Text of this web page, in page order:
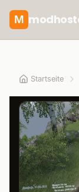
M
Startseite